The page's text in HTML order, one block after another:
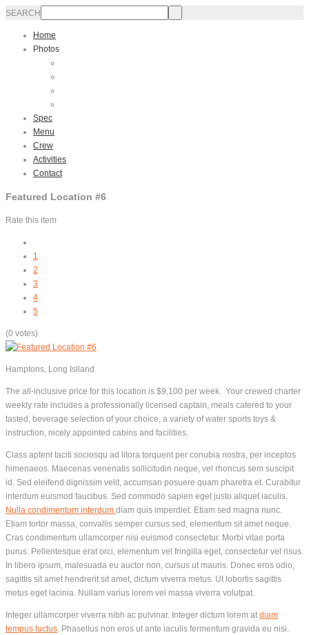
SEARCH
Home
Photos
Spec
Menu
Crew
Activities
Contact
Featured Location #6
Rate this item
1
2
3
4
5
(0 votes)
Hamptons, Long Islland
The all-inclusive price for this location is $9,100 per week. Your crewed charter
weekly rate includes a professionally licensed captain, meals catered to your
tasted, beverage selection of your choice, a variety of water sports toys &
instruction, nicely appointed cabins and facilities.
Class aptent taciti sociosqu ad litora torquent per conubia nostra, per inceptos
himenaeos. Maecenas venenatis sollicitudin neque, vel rhoncus sem suscipit
id. Sed eleifend dignissim velit, accumsan posuere quam pharetra et. Curabitur
interdum euismod faucibus. Sed commodo sapien eget justo aliquet iaculis.
Nulla condimentum interdum diam quis imperdiet. Etiam sed magna nunc.
Etiam tortor massa, convallis semper cursus sed, elementum sit amet neque.
Cras condimentum ullamcorper nisi euismod consectetur. Morbi vitae porta
purus. Pellentesque erat orci, elementum vel fringilla eget, consectetur vel risus.
In libero ipsum, malesuada eu auctor non, cursus ut mauris. Donec eros odio,
sagittis sit amet hendrerit sit amet, dictum viverra metus. Ut lobortis sagittis
metus eget lacinia. Nullam varius lorem vel massa viverra volutpat.
Integer ullamcorper viverra nibh ac pulvinar. Integer dictum lorem at diam
tempus luctus. Phasellus non eros ut ante iaculis fermentum gravida eu nisi.